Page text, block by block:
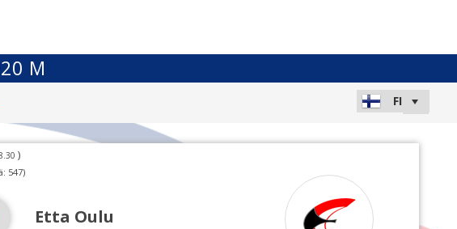
M
)
547)
Etta Oulu